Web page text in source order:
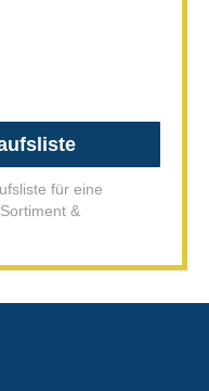
für eine
&